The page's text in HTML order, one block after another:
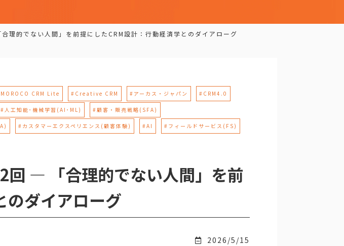
理的でない人間」を前提にしたCRM設計：行動経済学とのダイアローグ
CRM Lite #Creative CRM #アーカス・ジャパン #CRM4.0
#人工知能･機械学習(AI･ML) #顧客・販売戦略(SFA)
#カスタマーエクスペリエンス(顧客体験) #AI #フィールドサービス(FS)
回 — 「合理的でない人間」を前
のダイアローグ
2026/5/15